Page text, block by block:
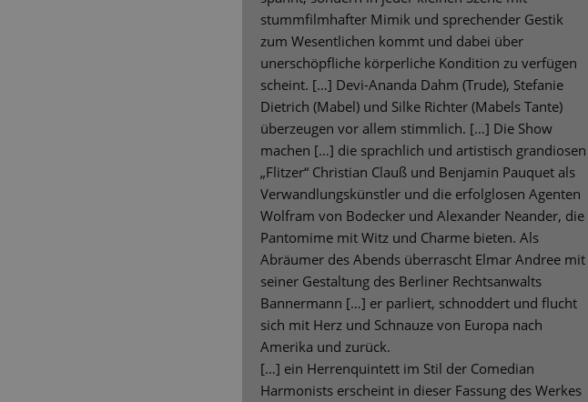
stummfilmhafter Mimik und sprechender Gestik
zum Wesentlichen kommt und dabei über
unerschöpfliche körperliche Kondition zu verfügen
scheint. […] Devi-Ananda Dahm (Trude), Stefanie
Dietrich (Mabel) und Silke Richter (Mabels Tante)
überzeugen vor allem stimmlich. […] Die Show
machen […] die sprachlich und artistisch grandiosen
„Flitzer“ Christian Clauß und Benjamin Pauquet als
Verwandlungskünstler und die erfolglosen Agenten
Wolfram von Bodecker und Alexander Neander, die
Pantomime mit Witz und Charme bieten. Als
Abräumer des Abends überrascht Elmar Andree mit
seiner Gestaltung des Berliner Rechtsanwalts
Bannermann […] er parliert, schnoddert und flucht
sich mit Herz und Schnauze von Europa nach
Amerika und zurück.
[…] ein Herrenquintett im Stil der Comedian
Harmonists erscheint in dieser Fassung des Werkes